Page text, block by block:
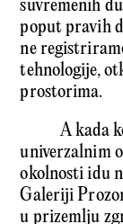
suvremenih
poput pravih
ne
tehnologije,
prostorima.
A kada
univerzalnim
okolnosti idu
Galeriji
u prizemlju